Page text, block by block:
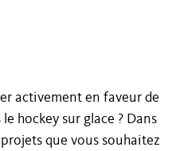
activement en faveur de
hockey sur glace ? Dans
que vous souhaitez